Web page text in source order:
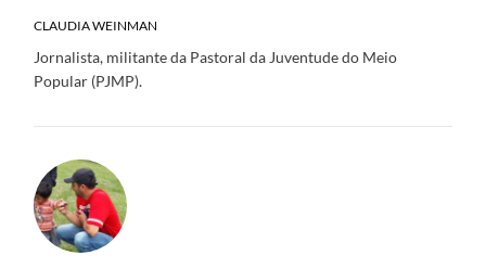
CLAUDIA WEINMAN
Jornalista, militante da Pastoral da Juventude do Meio
Popular (PJMP).